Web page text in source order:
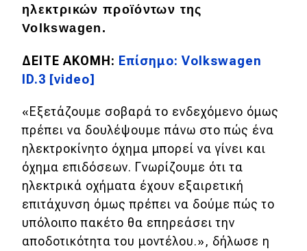
Main navigation
Επικαιρότητα
Νέα μοντέλα
Πρωτότυπα
Ελλάδα
Κόσμος
Τεχνολογία
Ασφάλεια
Αγορά
Απόψεις
ηλεκτρικών προϊόντων της
Volkswagen.
ΔΕΙΤΕ ΑΚΟΜΗ: Επίσημο: Volkswagen
ID.3 [video]
«Εξετάζουμε σοβαρά το ενδεχόμενο όμως
πρέπει να δουλέψουμε πάνω στο πώς ένα
ηλεκτροκίνητο όχημα μπορεί να γίνει και
όχημα επιδόσεων. Γνωρίζουμε ότι τα
ηλεκτρικά οχήματα έχουν εξαιρετική
επιτάχυνση όμως πρέπει να δούμε πώς το
υπόλοιπο πακέτο θα επηρεάσει την
αποδοτικότητα του μοντέλου.», δήλωσε η